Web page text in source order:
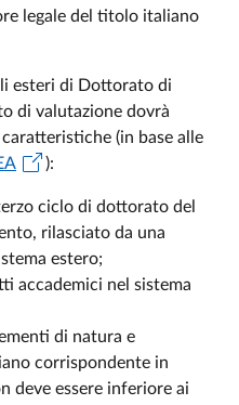
legale del titolo italiano
esteri di Dottorato di
di valutazione dovrà
(in base alle
):
ciclo di dottorato del
rilasciato da una
estero;
accademici nel sistema
di natura e
corrispondente in
deve essere inferiore ai